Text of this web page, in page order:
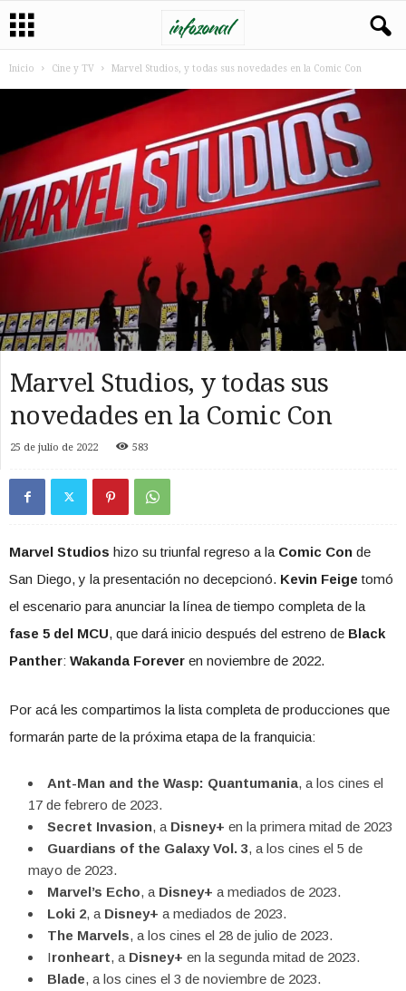
Inicio Cine y TV Marvel Studios, y todas sus novedades en la Comic Con
Marvel Studios, y todas sus
novedades en la Comic Con
25 de julio de 2022 583
Marvel Studios hizo su triunfal regreso a la Comic Con de
San Diego, y la presentación no decepcionó. Kevin Feige tomó
el escenario para anunciar la línea de tiempo completa de la
fase 5 del MCU, que dará inicio después del estreno de Black
Panther: Wakanda Forever en noviembre de 2022.
Por acá les compartimos la lista completa de producciones que
formarán parte de la próxima etapa de la franquicia:
Ant-Man and the Wasp: Quantumania, a los cines el
17 de febrero de 2023.
Secret Invasion, a Disney+ en la primera mitad de 2023
Guardians of the Galaxy Vol. 3, a los cines el 5 de
mayo de 2023.
Marvel’s Echo, a Disney+ a mediados de 2023.
Loki 2, a Disney+ a mediados de 2023.
The Marvels, a los cines el 28 de julio de 2023.
Ironheart, a Disney+ en la segunda mitad de 2023.
Blade, a los cines el 3 de noviembre de 2023.